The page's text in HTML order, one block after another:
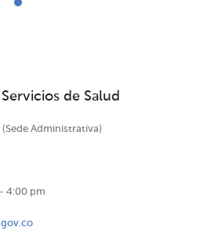
de Salud
Administrativa)
4:00 pm